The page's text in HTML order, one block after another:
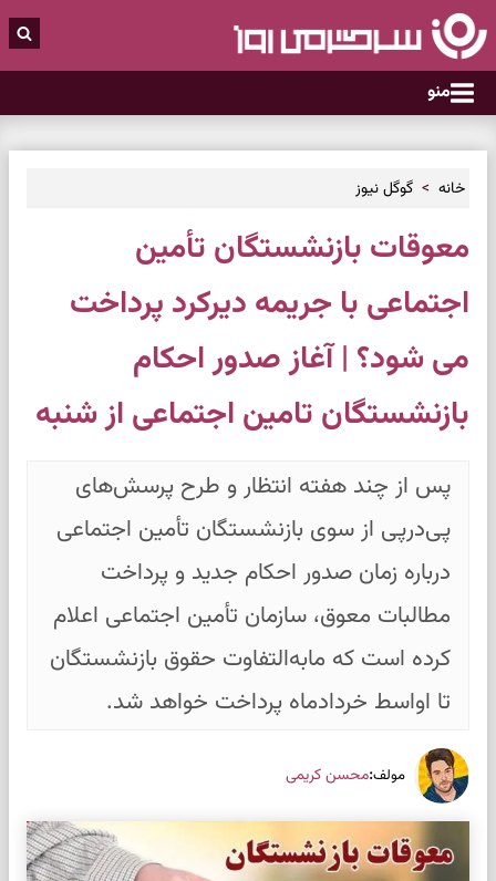
منو
خانه گوگل نیوز
معوقات بازنشستگان تأمین
اجتماعی با جریمه دیرکرد پرداخت
می شود؟ | آغاز صدور احکام
بازنشستگان تامین اجتماعی از شنبه
پس از چند هفته انتظار و طرح پرسش‌های
پی‌درپی از سوی بازنشستگان تأمین اجتماعی
درباره زمان صدور احکام جدید و پرداخت
مطالبات معوق، سازمان تأمین اجتماعی اعلام
کرده است که مابه‌التفاوت حقوق بازنشستگان
تا اواسط خردادماه پرداخت خواهد شد.
مولف:محسن کریمی